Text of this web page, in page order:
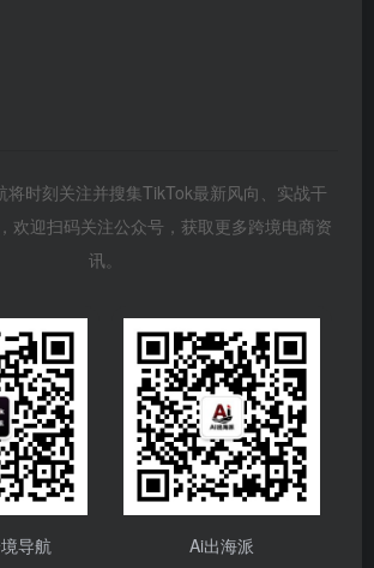
将时刻关注并搜集TikTok最新风向、实战干
欢迎扫码关注公众号，获取更多跨境电商资
讯。
导航 Ai出海派